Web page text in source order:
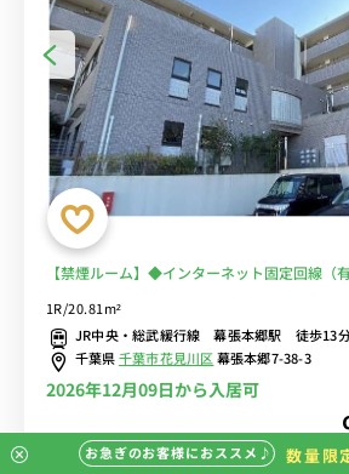
【禁煙ルーム】◆インターネット固定回線（
完備♪快適なソファ付き♪■JR総武線・京成
秋葉原・新宿まで乗換なし/駅前には24時間営
マート」あり
1R/20.81m²
JR中央・総武緩行線 幕張本郷駅 徒歩13
千葉県千葉市花見川区幕張本郷7-38-3
2026年12月09日から入居可
お急ぎのお客様におススメ♪ 数量限